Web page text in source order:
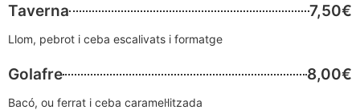
Taverna 7,50€
Llom, pebrot i ceba escalivats i formatge
Golafre 8,00€
Bacó, ou ferrat i ceba caramel·litzada